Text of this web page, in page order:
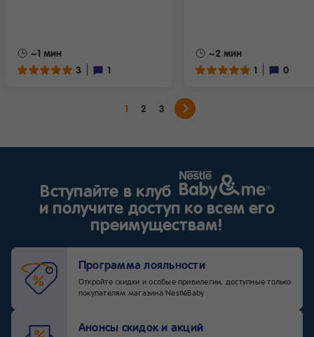
воспаление среднего уха
и респираторные инфекции. Оно
также способствует защите
всего атопического дерматита,
~1 мин
3
1
~2 мин
1
0
1 2 3
Вступайте в клуб
и получите доступ ко всем его
преимуществам!
Программа лояльности
Откройте скидки и особые привилегии, доступные только
покупателям магазина NestléBaby
Анонсы скидок и акций